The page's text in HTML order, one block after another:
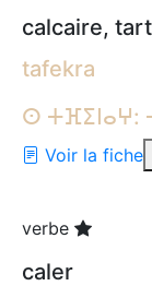
calcaire,
tafekra
ⵙ ⵜⴼⵉⵏⴰⵖ:
Voir la fiche
verbe
caler